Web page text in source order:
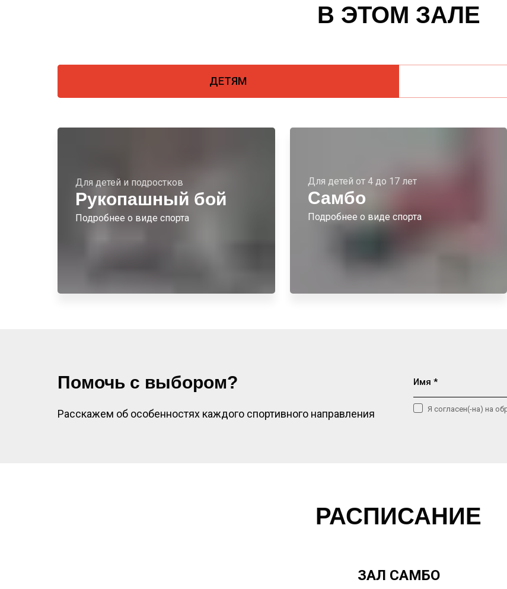
В ЭТОМ ЗАЛЕ
ДЕТЯМ
Для детей и подростков
Рукопашный бой
Подробнее о виде спорта
Для детей от 4 до 17 лет
Самбо
Подробнее о виде спорта
Помочь с выбором?
Расскажем об особенностях каждого спортивного направления
Имя *
Я согласен(-на) на
РАСПИСАНИЕ
ЗАЛ САМБО